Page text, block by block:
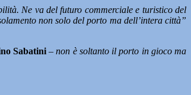
Ne va del futuro commerciale e turistico del
non solo del porto ma dell’intera città”
Sabatini – non è soltanto il porto in gioco ma